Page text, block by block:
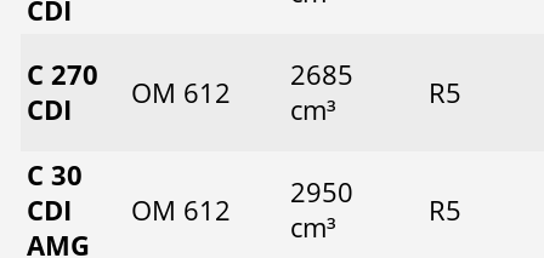
CDI
C 270
CDI
OM 612
2685
cm³
R5
C 30
CDI
AMG
OM 612
2950
cm³
R5